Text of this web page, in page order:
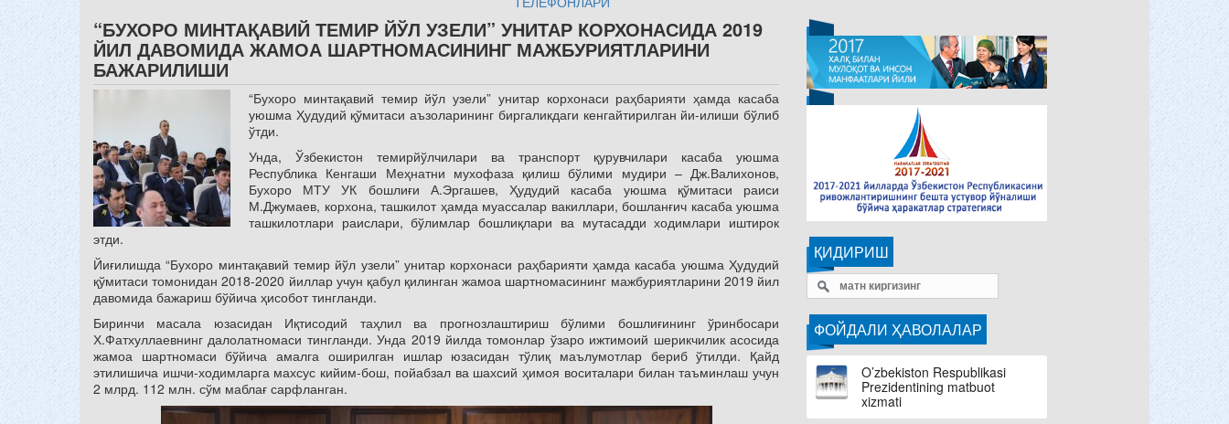
“БУХОРО МИНТАҚАВИЙ ТЕМИР ЙЎЛ УЗЕЛИ” УНИТАР КОРХОНАСИДА 2019
ЙИЛ ДАВОМИДА ЖАМОА ШАРТНОМАСИНИНГ МАЖБУРИЯТЛАРИНИ
БАЖАРИЛИШИ
“Бухоро минтақавий темир йўл узели” унитар корхонаси раҳбарияти ҳамда касаба
уюшма Ҳудудий қўмитаси аъзоларининг биргаликдаги кенгайтирилган йи-илиши бўлиб
ўтди.
Унда, Ўзбекистон темирйўлчилари ва транспорт қурувчилари касаба уюшма
Республика Кенгаши Меҳнатни мухофаза қилиш бўлими мудири – Дж.Валихонов,
Бухоро МТУ УК бошлиғи А.Эргашев, Ҳудудий касаба уюшма қўмитаси раиси
М.Джумаев, корхона, ташкилот ҳамда муассалар вакиллари, бошланғич касаба уюшма
ташкилотлари раислари, бўлимлар бошлиқлари ва мутасадди ходимлари иштирок
этди.
Йиғилишда “Бухоро минтақавий темир йўл узели” унитар корхонаси раҳбарияти ҳамда касаба уюшма Ҳудудий
қўмитаси томонидан 2018-2020 йиллар учун қабул қилинган жамоа шартномасининг мажбуриятларини 2019 йил
давомида бажариш бўйича ҳисобот тингланди.
Биринчи масала юзасидан Иқтисодий таҳлил ва прогнозлаштириш бўлими бошлиғининг ўринбосари
Х.Фатхуллаевнинг далолатномаси тингланди. Унда 2019 йилда томонлар ўзаро ижтимоий шерикчилик асосида
жамоа шартномаси бўйича амалга оширилган ишлар юзасидан тўлиқ маълумотлар бериб ўтилди. Қайд
этилишича ишчи-ходимларга махсус кийим-бош, пойабзал ва шахсий ҳимоя воситалари билан таъминлаш учун
2 млрд. 112 млн. сўм маблағ сарфланган.
ҚИДИРИШ
ФОЙДАЛИ ҲАВОЛАЛАР
O’zbekiston Respublikasi
Prezidentining matbuot
xizmati